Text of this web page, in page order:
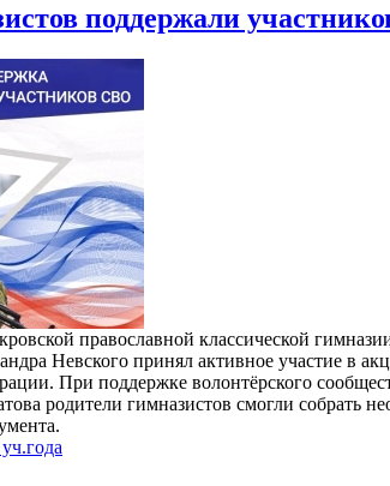
поддержали
православной классической
Невского принял активное участие в
При поддержке волонтёрского
родители гимназистов смогли собрать